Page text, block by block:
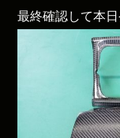
最終確認して本